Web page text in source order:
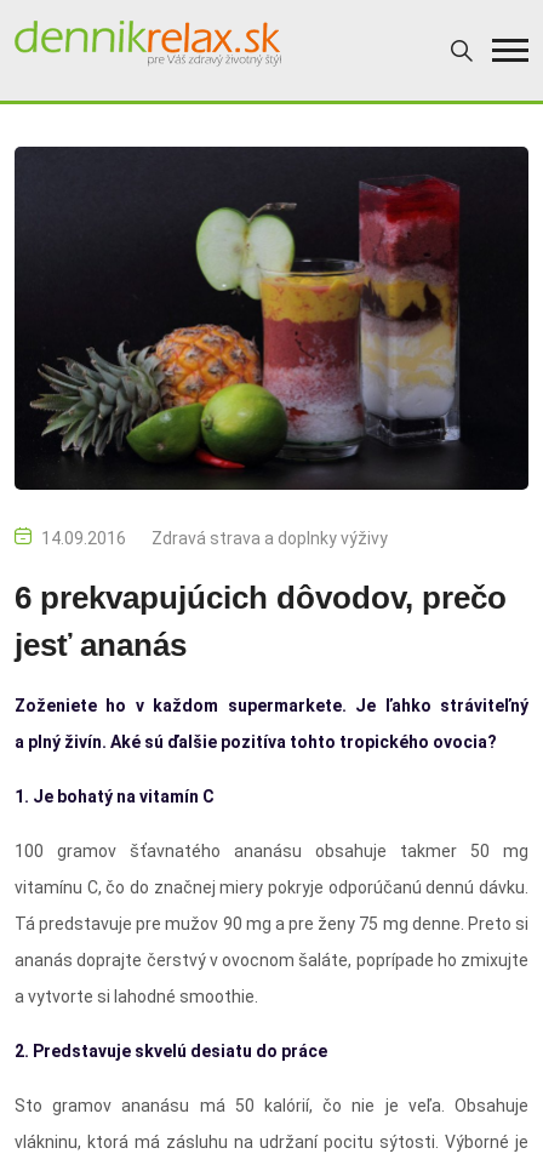
14.09.2016 Zdravá strava a doplnky výživy
6 prekvapujúcich dôvodov, prečo
jesť ananás
Zoženiete ho v každom supermarkete. Je ľahko stráviteľný
a plný živín. Aké sú ďalšie pozitíva tohto tropického ovocia?
1. Je bohatý na vitamín C
100 gramov šťavnatého ananásu obsahuje takmer 50 mg
vitamínu C, čo do značnej miery pokryje odporúčanú dennú dávku.
Tá predstavuje pre mužov 90 mg a pre ženy 75 mg denne. Preto si
ananás doprajte čerstvý v ovocnom šaláte, poprípade ho zmixujte
a vytvorte si lahodné smoothie.
2. Predstavuje skvelú desiatu do práce
Sto gramov ananásu má 50 kalórií, čo nie je veľa. Obsahuje
vlákninu, ktorá má zásluhu na udržaní pocitu sýtosti. Výborné je